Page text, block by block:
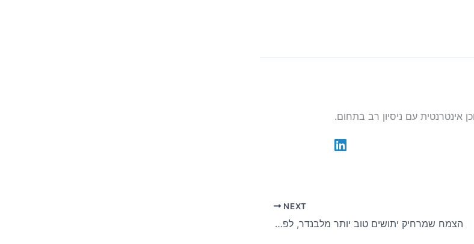
NEXT
הצמח שמרחיק יתושים טוב יותר מלבנדר, לפי גננים